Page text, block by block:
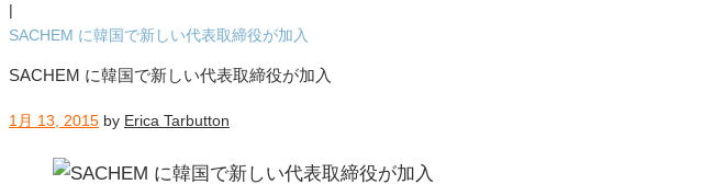
|
SACHEM に韓国で新しい代表取締役が加入
SACHEM に韓国で新しい代表取締役が加入
1月 13, 2015 by Erica Tarbutton